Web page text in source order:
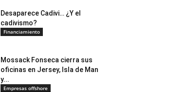
Desaparece Cadivi… ¿Y el
cadivismo?
Financiamiento
Mossack Fonseca cierra sus
oficinas en Jersey, Isla de Man
y...
Empresas offshore